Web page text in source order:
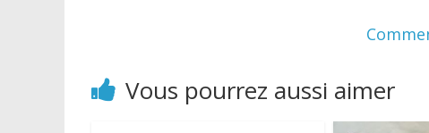
Vous pourrez aussi aimer